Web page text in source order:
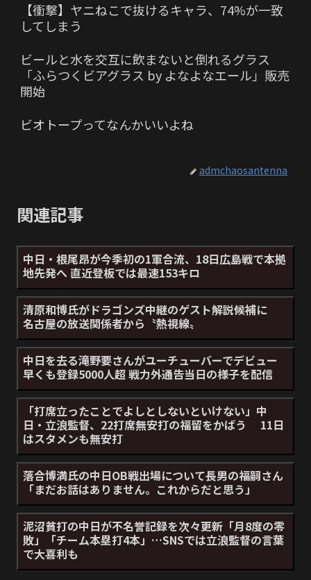
【衝撃】ヤニねこで抜けるキャラ、74%が一致
してしまう
ビールと水を交互に飲まないと倒れるグラス
「ふらつくビアグラス by よなよなエール」販売
開始
ビオトープってなんかいいよね
admchaosantenna
関連記事
中日・根尾昂が今季初の1軍合流、18日広島戦で本拠
地先発へ 直近登板では最速153キロ
清原和博氏がドラゴンズ中継のゲスト解説候補に
名古屋の放送関係者から〝熱視線〟
中日を去る滝野要さんがユーチューバーでデビュー
早くも登録5000人超 戦力外通告当日の様子を配信
「打席立ったことでよしとしないといけない」中
日・立浪監督、22打席無安打の福留をかばう 11日
はスタメンも無安打
落合博満氏の中日OB戦出場について長男の福嗣さん
「まだお話はありません。これからだと思う」
泥沼貧打の中日が不名誉記録を次々更新「月8度の零
敗」「チーム本塁打4本」…SNSでは立浪監督の言葉
で大喜利も